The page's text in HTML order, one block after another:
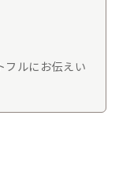
フルにお伝えい